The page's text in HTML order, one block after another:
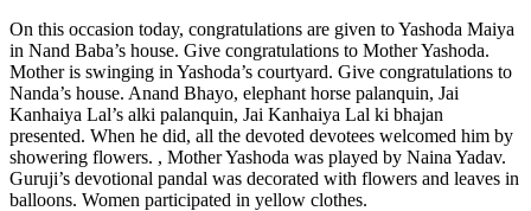
On this occasion today, congratulations are given to Yashoda Maiya
in Nand Baba’s house. Give congratulations to Mother Yashoda.
Mother is swinging in Yashoda’s courtyard. Give congratulations to
Nanda’s house. Anand Bhayo, elephant horse palanquin, Jai
Kanhaiya Lal’s alki palanquin, Jai Kanhaiya Lal ki bhajan
presented. When he did, all the devoted devotees welcomed him by
showering flowers. , Mother Yashoda was played by Naina Yadav.
Guruji’s devotional pandal was decorated with flowers and leaves in
balloons. Women participated in yellow clothes.